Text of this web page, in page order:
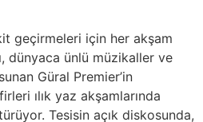
geçirmeleri için her akşam
dünyaca ünlü müzikaller ve
Güral Premier’in
ılık yaz akşamlarında
Tesisin açık diskosunda,